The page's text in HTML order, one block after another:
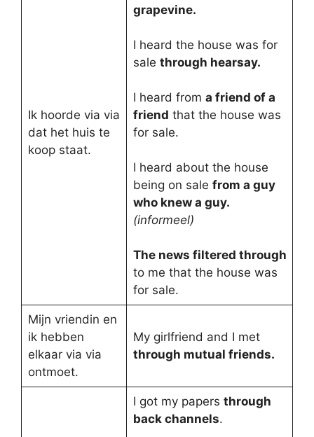
Ik hoorde via via
dat het huis te
koop staat.
grapevine.
I heard the house was for
sale through hearsay.
I heard from a friend of a
friend that the house was
for sale.
I heard about the house
being on sale from a guy
who knew a guy.
(informeel)
The news filtered through
to me that the house was
for sale.
Mijn vriendin en
ik hebben
elkaar via via
ontmoet.
My girlfriend and I met
through mutual friends.
I got my papers through
back channels.